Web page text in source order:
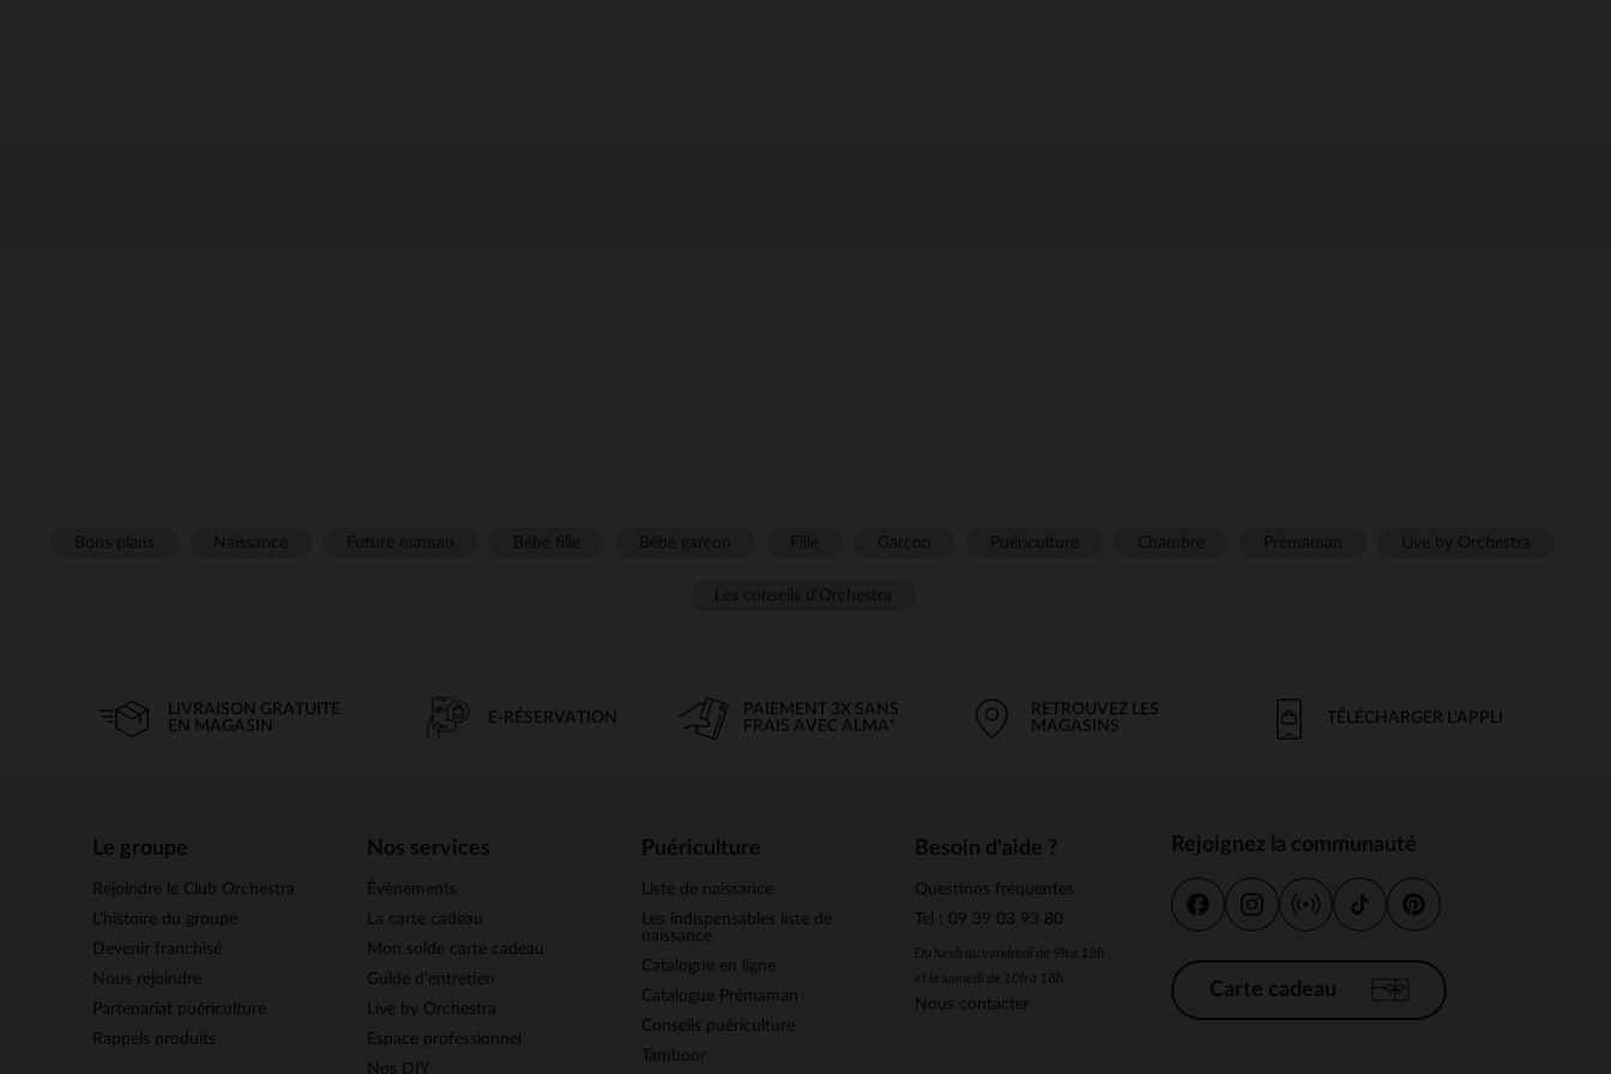
LIVRAISON GRATUITE
EN MAGASIN
E-RÉSERVATION
PAIEMENT 3X SANS
FRAIS AVEC ALMA*
RETROUVEZ LES
MAGASINS
TÉLÉCHARGER L'APPLI
Le groupe
Rejoindre le Club Orchestra
L’histoire du groupe
Devenir franchisé
Nous rejoindre
Partenariat puériculture
Rappels produits
Nos services
Évènements
La carte cadeau
Mon solde carte cadeau
Guide d'entretien
Live by Orchestra
Espace professionnel
Nos DIY
Puériculture
Liste de naissance
Les indispensables liste de
naissance
Catalogue en ligne
Catalogue Prémaman
Conseils puériculture
Tamboor
Besoin d'aide ?
Questions fréquentes
Tel : 09 39 03 93 80
Du lundi au vendredi de 9h à 18h
et le samedi de 10h à 18h
Nous contacter
Rejoignez la communauté
Carte cadeau